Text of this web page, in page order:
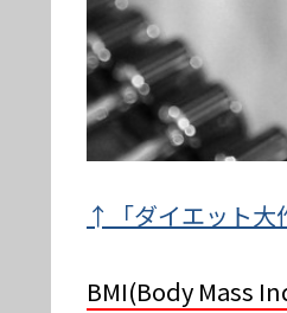
↑「ダイエット大
BMI(Body Mass